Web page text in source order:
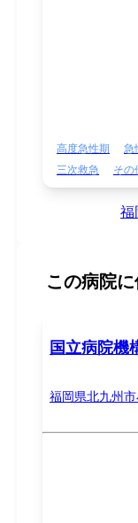
高度急性期 急
三次救急
その
福
この病院
国立病院機
福岡県北九州